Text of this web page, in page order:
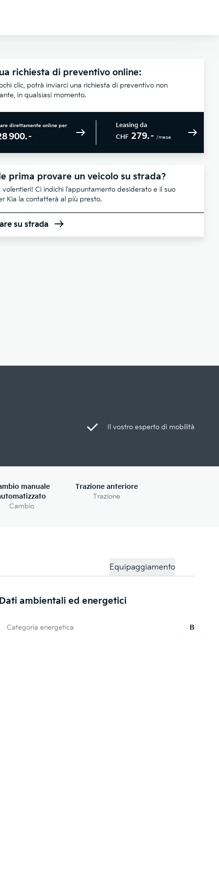
richiesta di preventivo online:
clic, potrà inviarci una richiesta di preventivo non
in qualsiasi momento.
direttamente online per
900.–
Leasing da
CHF 279.– /mese
prima provare un veicolo su strada?
volentieri! Ci indichi l'appuntamento desiderato e il suo
Kia la contatterà al più presto.
su strada
Il vostro esperto di mobilità
manuale
Cambio
Trazione anteriore
Trazione
Equipaggiamento
Dati ambientali ed energetici
Categoria energetica B